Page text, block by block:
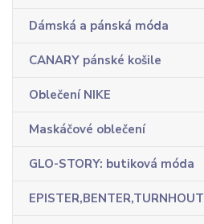
Dámská a pánská móda
CANARY pánské košile
Oblečení NIKE
Maskáčové oblečení
GLO-STORY: butiková móda
EPISTER,BENTER,TURNHOUT